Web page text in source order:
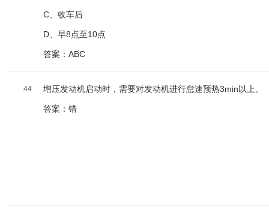
C、收车后
D、早8点至10点
答案：ABC
44. 增压发动机启动时，需要对发动机进行怠速预热3min以上。
答案：错